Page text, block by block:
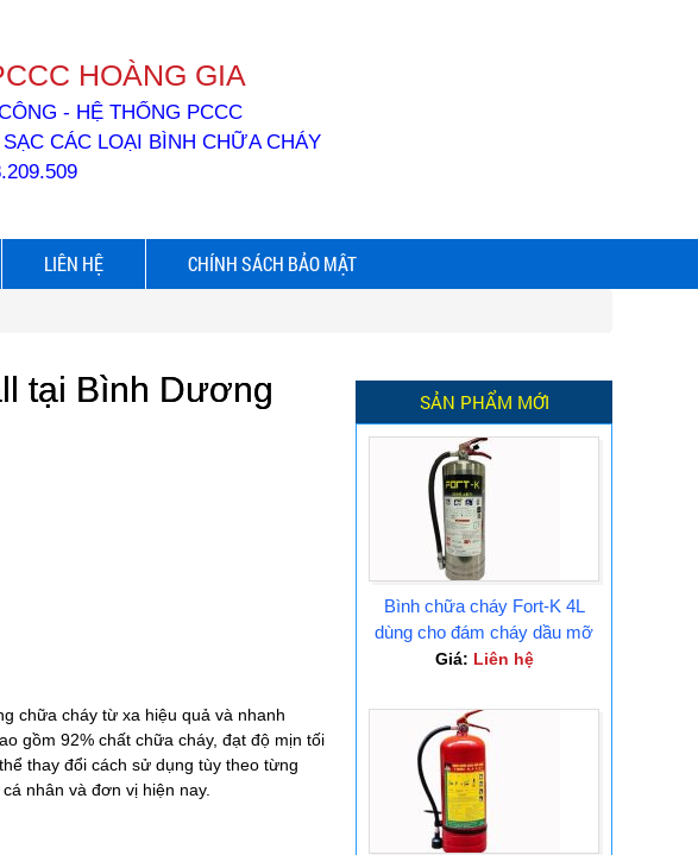
HOÀNG GIA
- HỆ THỐNG PCCC
CÁC LOẠI BÌNH CHỮA CHÁY
LIÊN HỆ CHÍNH SÁCH BẢO MẬT
tại Bình Dương
chữa cháy từ xa hiệu quả và nhanh
gồm 92% chất chữa cháy, đạt độ mịn tối
thay đổi cách sử dụng tùy theo từng
nhân và đơn vị hiện nay.
SẢN PHẨM MỚI
Bình chữa cháy Fort-K 4L
dùng cho đám cháy dầu mỡ
Tại Bình Dương
Giá: Liên hệ